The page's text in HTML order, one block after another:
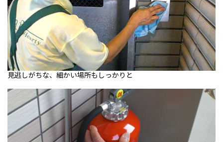
見逃しがちな、細かい場所もしっかりと